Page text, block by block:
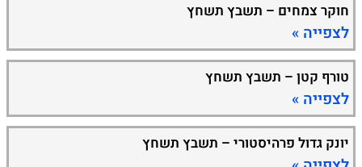
חוקר צמחים – תשבץ תשחץ
לצפייה »
טורף קטן – תשבץ תשחץ
לצפייה »
יונק גדול פרהיסטורי – תשבץ תשחץ